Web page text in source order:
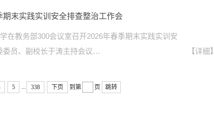
末实践实训安全排查整治工作会
在教务部300会议室召开2026年春季期末实践实训安
委员、副校长于涛主持会议…
【详细】
5 338 下页 到第 页 跳转